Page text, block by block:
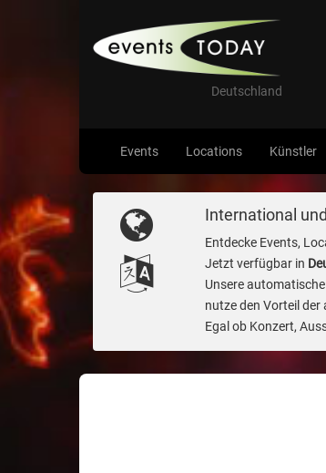
Deutschland
Events Locations Künstler
International
Entdecke Events,
Jetzt verfügbar in
Unsere
nutze den Vorteil
Egal ob Konzert,